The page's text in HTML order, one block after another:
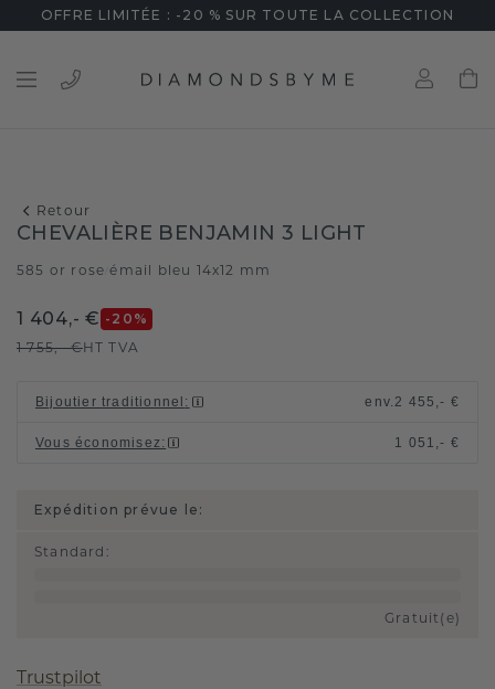
OFFRE LIMITÉE : -20 % SUR TOUTE LA COLLECTION
Retour
CHEVALIÈRE BENJAMIN 3 LIGHT
585 or rose /émail bleu 14x12 mm
1 404,- € -20 %
1 755,- €HT TVA
Bijoutier traditionnel : env.2 455,- €
Vous économisez: 1 051,- €
Expédition prévue le:
Standard :
Gratuit(e)
Trustpilot